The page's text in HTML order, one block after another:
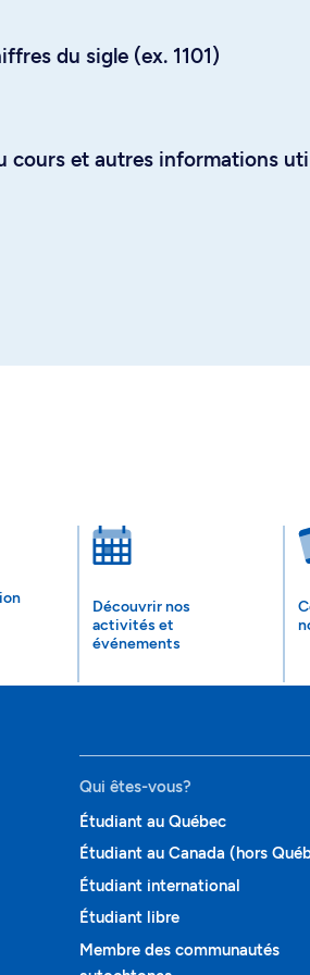
du sigle (ex. 1101)
cours et autres informations
Découvrir nos
activités et
événements
Qui êtes-vous?
Étudiant au Québec
Étudiant au Canada (hors
Étudiant international
Étudiant libre
Membre des communautés